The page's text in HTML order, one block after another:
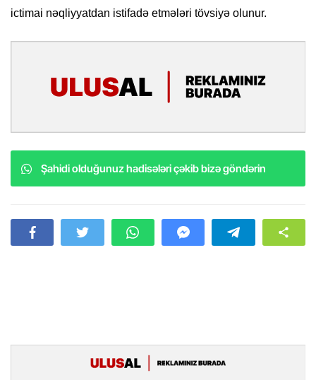
ictimai nəqliyyatdan istifadə etmələri tövsiyə olunur.
Şahidi olduğunuz hadisələri çəkib bizə göndərin